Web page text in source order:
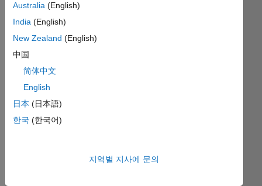
matrix
and
row
column,
output
the
of the
referenced
Australia (English)
India (English)
New Zealand (English)
中国
简体中文
English
日本 (日本語)
한국 (한국어)
지역별 지사에 문의